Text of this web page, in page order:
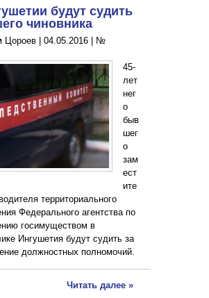
будут судить
чиновника
Цороев | 04.05.2016 | №
45-
лет
нег
о
быв
шег
о
зам
ест
ите
территориального
Федерального агентства по
госимуществом в
Ингушетия будут судить за
должностных полномочий.
Читать далее »